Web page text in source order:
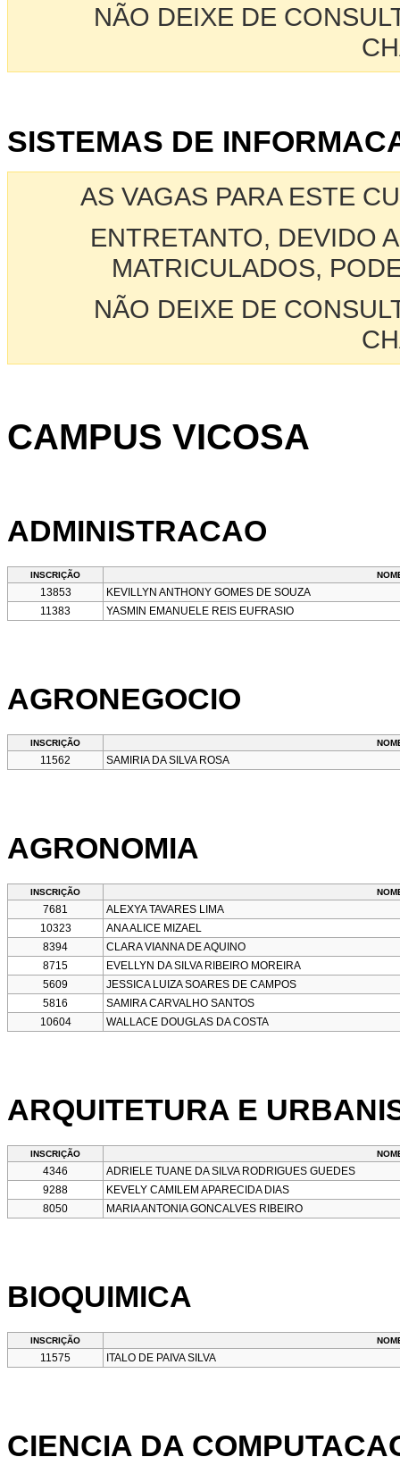
NÃO DEIXE DE
SISTEMAS DE
AS VAGAS PARA ESTE
ENTRETANTO, DEVIDO
MATRICULADOS,
NÃO DEIXE DE
CAMPUS VICOSA
ADMINISTRACAO
INSCRIÇÃO
13853
KEVILLYN ANTHONY GOMES DE SOUZA
11383
YASMIN EMANUELE REIS EUFRASIO
AGRONEGOCIO
INSCRIÇÃO
11562 SAMIRIA DA SILVA ROSA
AGRONOMIA
INSCRIÇÃO
7681
ALEXYA TAVARES LIMA
10323
ANA ALICE MIZAEL
8394
CLARA VIANNA DE AQUINO
8715
EVELLYN DA SILVA RIBEIRO MOREIRA
5609
JESSICA LUIZA SOARES DE CAMPOS
5816
SAMIRA CARVALHO SANTOS
10604
WALLACE DOUGLAS DA COSTA
ARQUITETURA E
INSCRIÇÃO
4346
ADRIELE TUANE DA SILVA RODRIGUES GUEDES
9288
KEVELY CAMILEM APARECIDA DIAS
8050
MARIA ANTONIA GONCALVES RIBEIRO
BIOQUIMICA
INSCRIÇÃO
11575 ITALO DE PAIVA SILVA
CIENCIA DA